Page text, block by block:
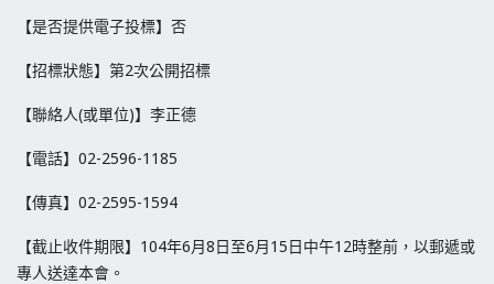
【是否提供電子投標】否
【招標狀態】第2次公開招標
【聯絡人(或單位)】李正德
【電話】02-2596-1185
【傳真】02-2595-1594
【截止收件期限】104年6月8日至6月15日中午12時整前，以郵遞或
專人送達本會。